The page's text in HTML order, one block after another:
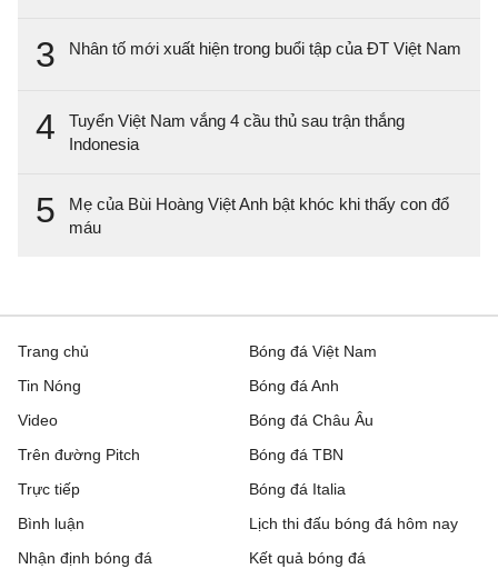
3 Nhân tố mới xuất hiện trong buổi tập của ĐT Việt Nam
4
Tuyển Việt Nam vắng 4 cầu thủ sau trận thắng
Indonesia
5
Mẹ của Bùi Hoàng Việt Anh bật khóc khi thấy con đổ
máu
Trang chủ
Tin Nóng
Video
Trên đường Pitch
Trực tiếp
Bóng đá Việt Nam
Bóng đá Anh
Bóng đá Châu Âu
Bóng đá TBN
Bóng đá Italia
Bình luận
Nhận định bóng đá
Lịch thi đấu bóng đá hôm nay
Kết quả bóng đá